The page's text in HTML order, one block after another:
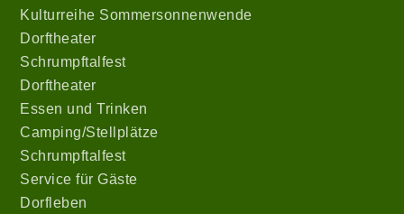
Kulturreihe Sommersonnenwende
Dorftheater
Schrumpftalfest
Dorftheater
Essen und Trinken
Camping/Stellplätze
Schrumpftalfest
Service für Gäste
Dorfleben